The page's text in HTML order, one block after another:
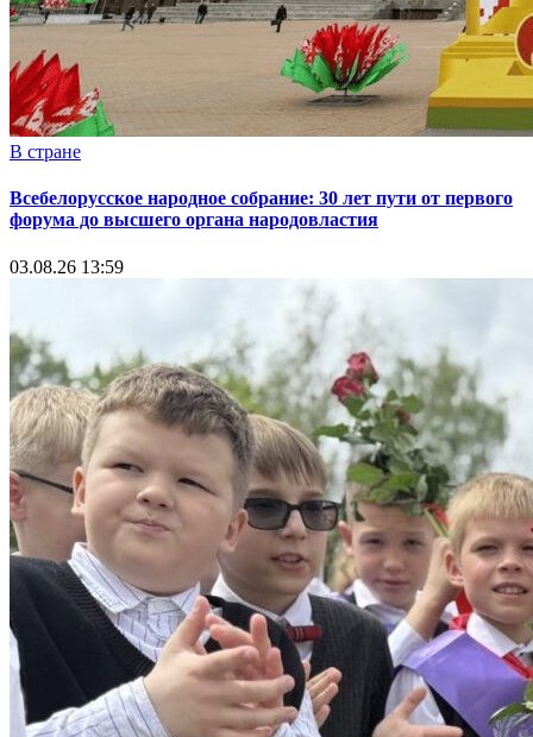
В стране
Всебелорусское народное собрание: 30 лет пути от первого
форума до высшего органа народовластия
03.08.26 13:59